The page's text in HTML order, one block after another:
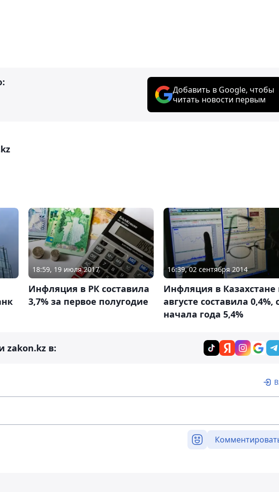
Добавить в Google, чтобы
читать новости первым
18:59, 19 июля 2017
Инфляция в РК составила
3,7% за первое полугодие
16:39, 02 сентября 2014
Инфляция в Казахстане
августе составила 0,4%,
начала года 5,4%
zakon.kz в: